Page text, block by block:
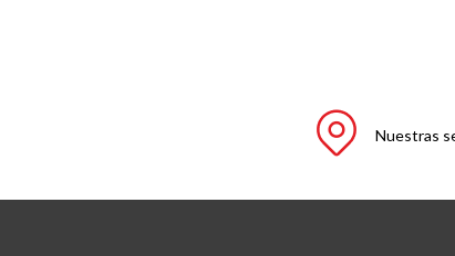
Nuestras